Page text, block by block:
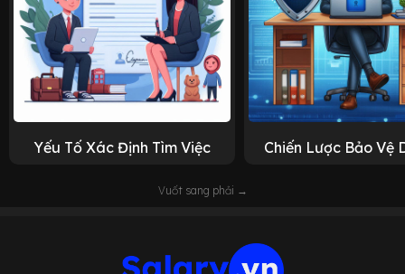
Yếu Tố Xác Định Tìm Việc Chiến Lược Bảo Vệ
Vuốt sang phải →